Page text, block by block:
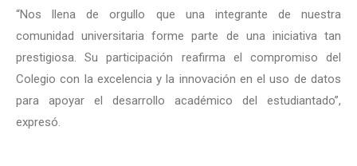
“Nos llena de orgullo que una integrante de nuestra
comunidad universitaria forme parte de una iniciativa tan
prestigiosa. Su participación reafirma el compromiso del
Colegio con la excelencia y la innovación en el uso de datos
para apoyar el desarrollo académico del estudiantado”,
expresó.